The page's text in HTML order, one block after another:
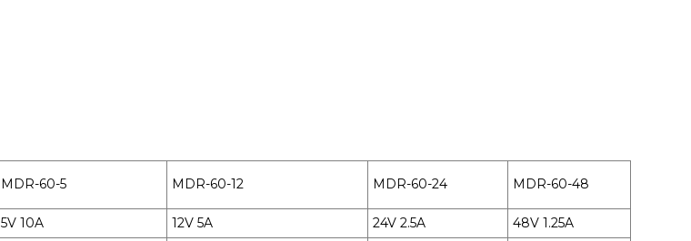
MDR-60-5 MDR-60-12 MDR-60-24 MDR-60-48
5V 10A 12V 5A 24V 2.5A
48V 1.25A